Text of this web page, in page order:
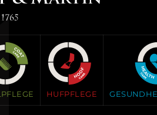
HUFPFLEGE